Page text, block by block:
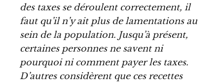
des taxes se déroulent correctement, il
faut qu’il n’y ait plus de lamentations au
sein de la population. Jusqu’à présent,
certaines personnes ne savent ni
pourquoi ni comment payer les taxes.
D’autres considèrent que ces recettes